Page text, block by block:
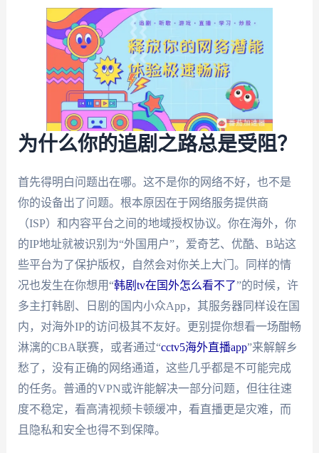
为什么你的追剧之路总是受阻？
首先得明白问题出在哪。这不是你的网络不好，也不是
你的设备出了问题。根本原因在于网络服务提供商
（ISP）和内容平台之间的地域授权协议。你在海外，你
的IP地址就被识别为“外国用户”，爱奇艺、优酷、B站这
些平台为了保护版权，自然会对你关上大门。同样的情
况也发生在你想用“韩剧tv在国外怎么看不了”的时候，许
多主打韩剧、日剧的国内小众App，其服务器同样设在国
内，对海外IP的访问极其不友好。更别提你想看一场酣畅
淋漓的CBA联赛，或者通过“cctv5海外直播app”来解解乡
愁了，没有正确的网络通道，这些几乎都是不可能完成
的任务。普通的VPN或许能解决一部分问题，但往往速
度不稳定，看高清视频卡顿缓冲，看直播更是灾难，而
且隐私和安全也得不到保障。